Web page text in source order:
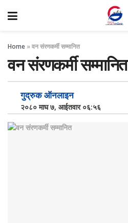
Home »वन संरणकर्मी सम्मानित
वन संरणकर्मी सम्मानित
गुद्रुक ऑनलाइन
२०८० माघ ७, आईतवार ०६:५६